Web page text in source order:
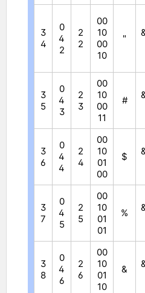
3
4
0
4
2
2
2
00
10
00
10
"
3
5
0
4
3
2
3
00
10
00
11
#
3
6
0
4
4
2
4
00
10
01
00
$
3
7
0
4
5
2
5
00
10
01
01
%
3
8
0
4
6
2
6
00
10
01
10
&